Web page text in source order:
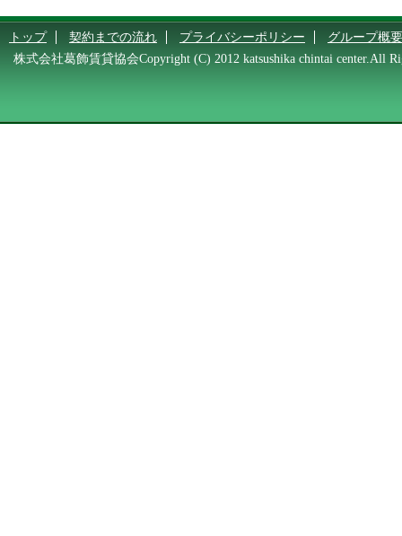
トップ 契約までの流れ プライバシーポリシー
グループ概要
株式会社葛飾賃貸協会Copyright (C) 2012 katsushika chintai center.All